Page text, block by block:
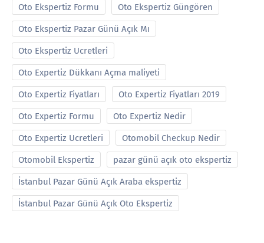
Oto Ekspertiz Formu Oto Ekspertiz Güngören
Oto Ekspertiz Pazar Günü Açık Mı
Oto Ekspertiz Ucretleri
Oto Expertiz Dükkanı Açma maliyeti
Oto Expertiz Fiyatları Oto Expertiz Fiyatları 2019
Oto Expertiz Formu Oto Expertiz Nedir
Oto Expertiz Ucretleri Otomobil Checkup Nedir
Otomobil Ekspertiz pazar günü açık oto ekspertiz
İstanbul Pazar Günü Açık Araba ekspertiz
İstanbul Pazar Günü Açık Oto Ekspertiz